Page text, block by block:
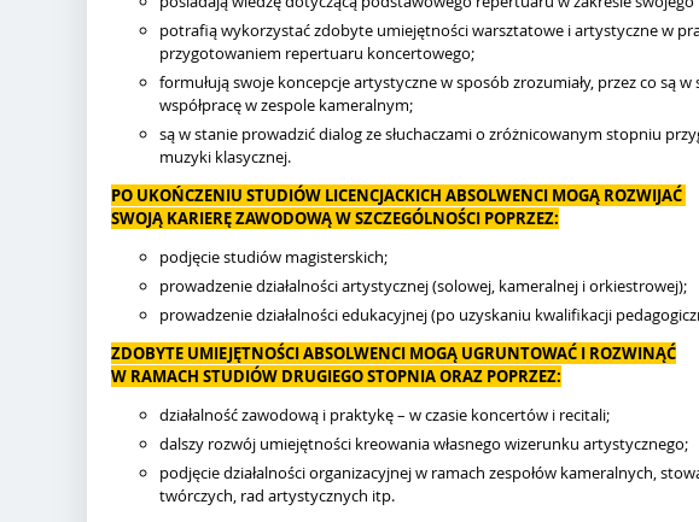
potrafią wykorzystać zdobyte umiejętności warsztatowe i artystyczne w
przygotowaniem repertuaru koncertowego;
formułują swoje koncepcje artystyczne w sposób zrozumiały, przez co są w
współpracę w zespole kameralnym;
są w stanie prowadzić dialog ze słuchaczami o zróżnicowanym stopniu
muzyki klasycznej.
PO UKOŃCZENIU STUDIÓW LICENCJACKICH ABSOLWENCI MOGĄ ROZWIJAĆ
SWOJĄ KARIERĘ ZAWODOWĄ W SZCZEGÓLNOŚCI POPRZEZ:
podjęcie studiów magisterskich;
prowadzenie działalności artystycznej (solowej, kameralnej i orkiestrowej);
prowadzenie działalności edukacyjnej (po uzyskaniu kwalifikacji
ZDOBYTE UMIEJĘTNOŚCI ABSOLWENCI MOGĄ UGRUNTOWAĆ I ROZWINĄĆ
W RAMACH STUDIÓW DRUGIEGO STOPNIA ORAZ POPRZEZ:
działalność zawodową i praktykę – w czasie koncertów i recitali;
dalszy rozwój umiejętności kreowania własnego wizerunku artystycznego;
podjęcie działalności organizacyjnej w ramach zespołów kameralnych,
twórczych, rad artystycznych itp.